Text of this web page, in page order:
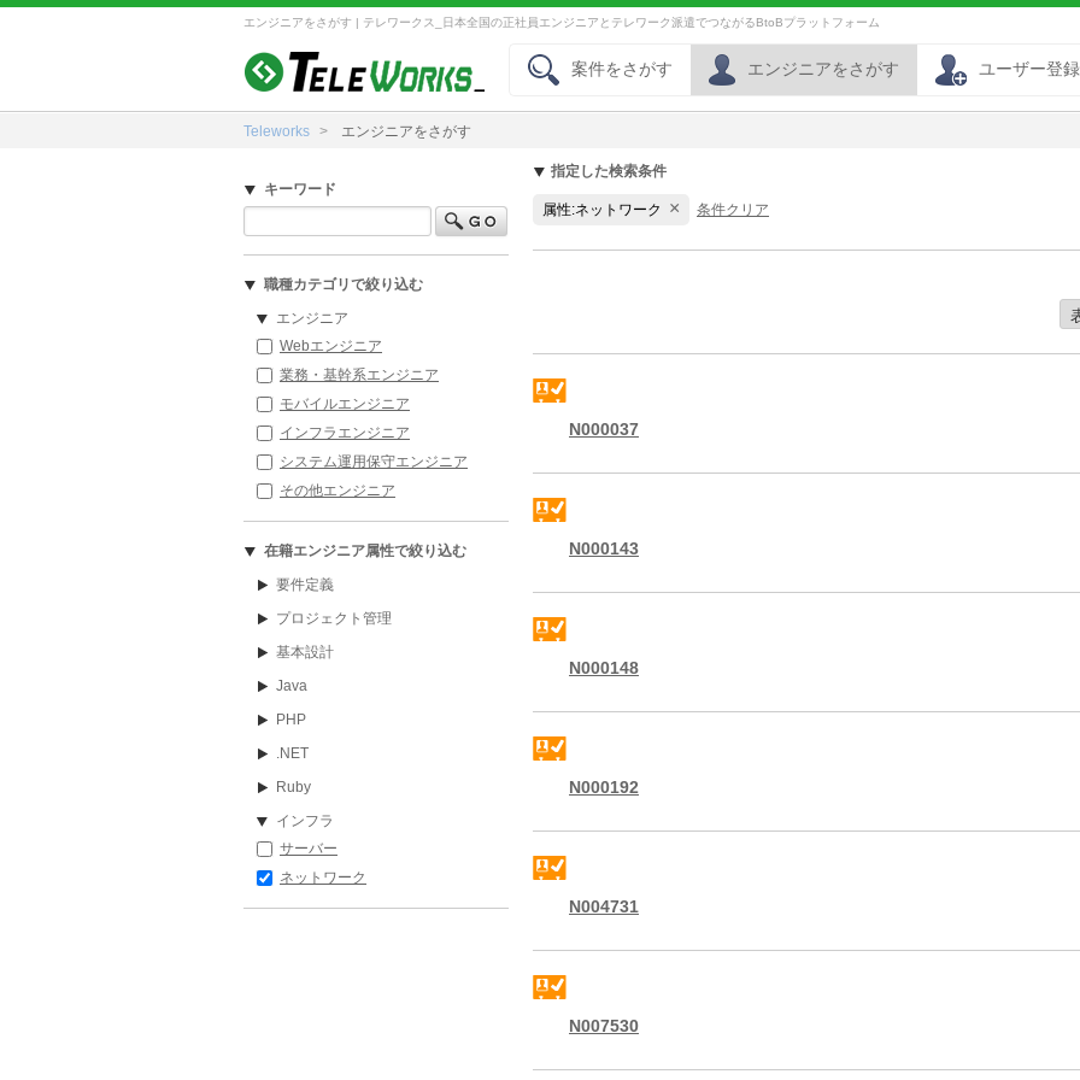
エンジニアをさがす | テレワークス_日本全国の正社員エンジニアとテレワーク派遣でつながるBtoBプラットフォーム
案件をさがす エンジニアをさがす ユーザー登録
Teleworks エンジニアをさがす
キーワード
職種カテゴリで絞り込む
エンジニア
Webエンジニア
業務・基幹系エンジニア
モバイルエンジニア
インフラエンジニア
システム運用保守エンジニア
その他エンジニア
在籍エンジニア属性で絞り込む
要件定義
プロジェクト管理
基本設計
Java
PHP
.NET
Ruby
インフラ
サーバー
ネットワーク
指定した検索条件
属性:ネットワーク × 条件クリア
N000037
N000143
N000148
N000192
N004731
N007530